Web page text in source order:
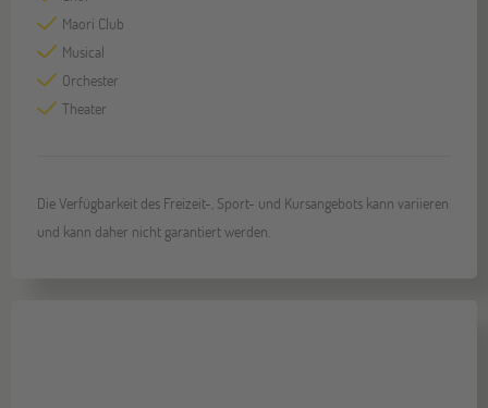
Maori Club
Musical
Orchester
Theater
Die Verfügbarkeit des Freizeit-, Sport- und Kursangebots kann variieren
und kann daher nicht garantiert werden.